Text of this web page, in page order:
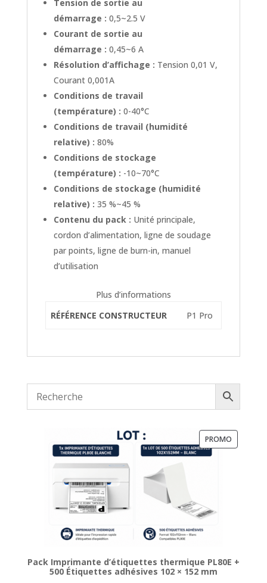
Tension de sortie au
démarrage : 0,5~2.5 V
Courant de sortie au
démarrage : 0,45~6 A
Résolution d’affichage : Tension 0,01 V,
Courant 0,001A
Conditions de travail
(température) : 0-40°C
Conditions de travail (humidité
relative) : 80%
Conditions de stockage
(température) : -10~70°C
Conditions de stockage (humidité
relative) : 35 %~45 %
Contenu du pack : Unité principale,
cordon d’alimentation, ligne de soudage
par points, ligne de burn-in, manuel
d’utilisation
Plus d’informations
RÉFÉRENCE CONSTRUCTEUR
P1 Pro
PROMO
Pack Imprimante d’étiquettes thermique PL80E +
500 Étiquettes adhésives 102 × 152 mm